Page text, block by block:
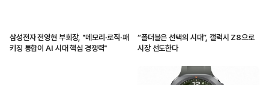
삼성전자 전영현 부회장, "메모리·로직·패
키징 통합이 AI 시대 핵심 경쟁력"
“폴더블은 선택의 시대”, 갤럭시 Z8으로
시장 선도한다